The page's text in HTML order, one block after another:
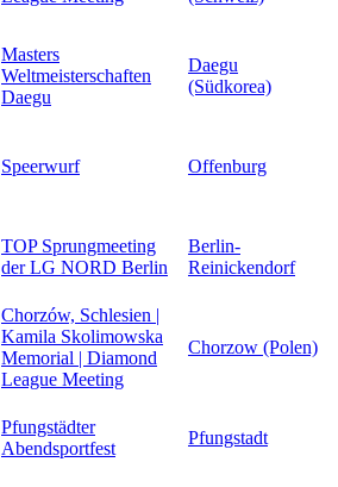
Masters
Weltmeisterschaften
Daegu
Daegu
(Südkorea)
Speerwurf Offenburg
TOP Sprungmeeting
der LG NORD Berlin
Berlin-
Reinickendorf
Chorzów, Schlesien |
Kamila Skolimowska
Memorial | Diamond
League Meeting
Chorzow (Polen)
Pfungstädter
Abendsportfest
Pfungstadt